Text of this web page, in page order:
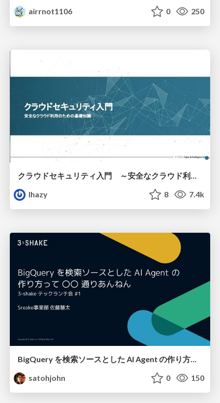
airrnot1106
0 250
クラウドセキュリティ入門 ～安全なクラウド利用のための基礎知識～
lhazy
8 7.4k
satohjohn
0 150